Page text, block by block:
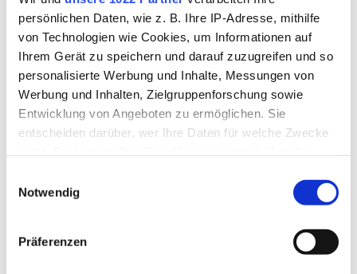
persönlichen Daten, wie z. B. Ihre IP-Adresse, mithilfe
von Technologien wie Cookies, um Informationen auf
Ihrem Gerät zu speichern und darauf zuzugreifen und so
personalisierte Werbung und Inhalte, Messungen von
Werbung und Inhalten, Zielgruppenforschung sowie
Entwicklung von Angeboten zu ermöglichen. Sie
entscheiden darüber, wer Ihre Daten für welche Zwecke
Trigger Symbol ändern oder widerrufen
Informationen über Ihre geografische Lage erfassen,
Notwendig
Präferenzen
C J
L M N O P Q R S T U V
W X Y Z Alle
84347 Pfarrkirchen
08561/20-310, -350
08561/20-353
Jetzt Kontakt aufnehmen
Weiterführende Informationen